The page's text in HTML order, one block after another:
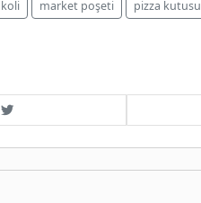
koli market poşeti pizza kutusu